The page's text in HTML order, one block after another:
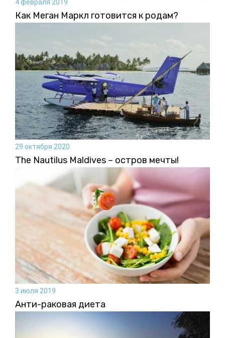
4 февраля 2019
Как Меган Маркл готовится к родам?
29 октября 2020
The Nautilus Maldives – остров мечты!
3 июля 2019
Анти-раковая диета